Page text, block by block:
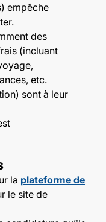
empêche
des
(incluant
etc.
sont à leur
la plateforme de
le site de